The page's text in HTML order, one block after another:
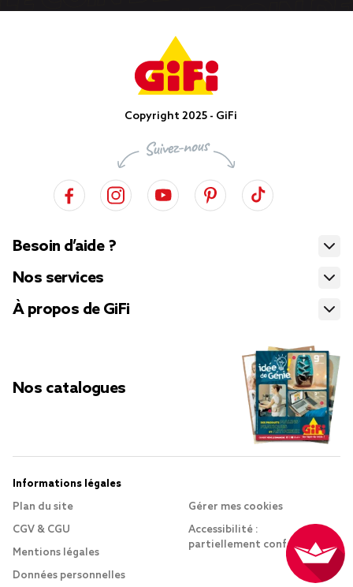
Copyright 2025 - GiFi
Besoin d’aide ?
Nos services
À propos de GiFi
Nos catalogues
Informations légales
Plan du site
CGV & CGU
Mentions légales
Données personnelles
Gérer mes cookies
Accessibilité :
partiellement conforme